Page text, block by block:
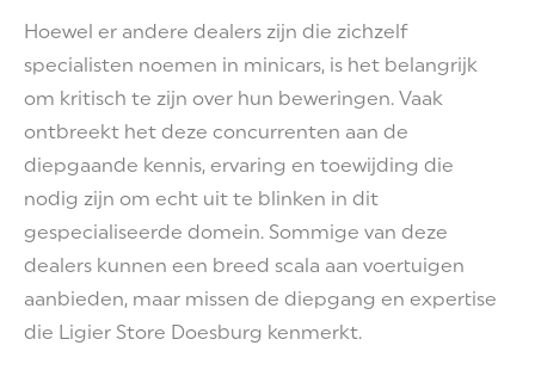
Hoewel er andere dealers zijn die zichzelf
specialisten noemen in minicars, is het belangrijk
om kritisch te zijn over hun beweringen. Vaak
ontbreekt het deze concurrenten aan de
diepgaande kennis, ervaring en toewijding die
nodig zijn om echt uit te blinken in dit
gespecialiseerde domein. Sommige van deze
dealers kunnen een breed scala aan voertuigen
aanbieden, maar missen de diepgang en expertise
die Ligier Store Doesburg kenmerkt.